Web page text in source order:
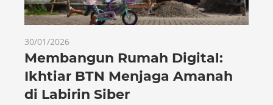
30/01/2026
Membangun Rumah Digital:
Ikhtiar BTN Menjaga Amanah
di Labirin Siber